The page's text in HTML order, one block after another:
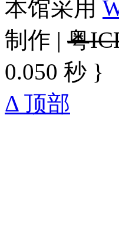
本馆采用
制作 | 粤
0.050 秒 }
Δ 顶部